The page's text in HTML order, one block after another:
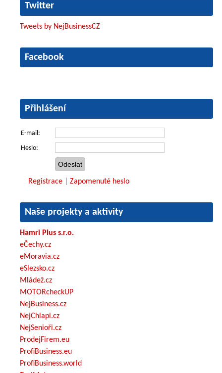
Twitter
Tweets by NejBusinessCZ
Facebook
Přihlášení
E-mail:
Heslo:
Registrace Zapomenuté heslo
Naše projekty a aktivity
Hamri Plus s.r.o.
eČechy.cz
eMoravia.cz
eSlezsko.cz
Mládež.cz
MOTORcheckUP
NejBusiness.cz
NejChlapi.cz
NejSenioři.cz
ProdejFirem.eu
ProfiBusiness.eu
ProfiBusiness.world